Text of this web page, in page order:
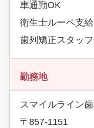
車通勤OK
衛生士ルーペ支給
歯列矯正スタッ
勤務地
スマイルライン
〒857-1151